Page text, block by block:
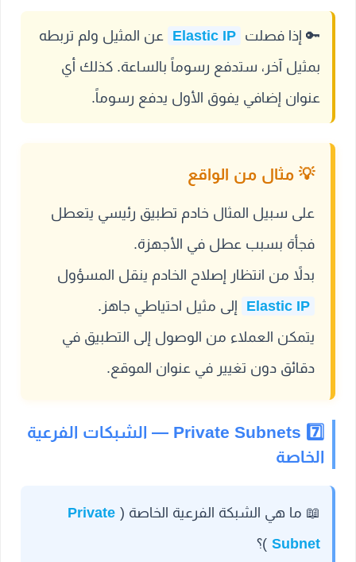
🔑 إذا فصلت Elastic IP عن المثيل ولم تربطه
بمثيل آخر، ستدفع رسوماً بالساعة. كذلك أي
عنوان إضافي يفوق الأول يدفع رسوماً.
على سبيل المثال خادم تطبيق رئيسي يتعطل
فجأة بسبب عطل في الأجهزة.
بدلاً من انتظار إصلاح الخادم ينقل المسؤول
Elastic IP
إلى مثيل احتياطي جاهز.
يتمكن العملاء من الوصول إلى التطبيق في
دقائق دون تغيير في عنوان الموقع.
7️⃣ Private Subnets — الشبكات الفرعية
الخاصة
📖 ما هي الشبكة الفرعية الخاصة ( Private
Subnet )؟